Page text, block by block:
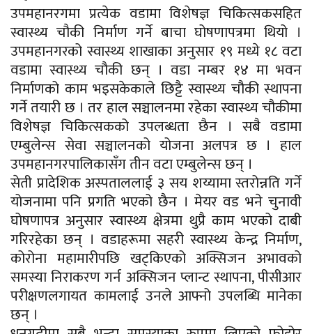
उपमहानरगमा प्रत्येक वडामा विशेषज्ञ चिकित्सकसहित
स्वास्थ्य चौकी निर्माण गर्ने बाचा घोषणापत्रमा थियो ।
उपमहानगरको स्वास्थ्य शाखाका अनुसार १९ मध्ये १८ वटा
वडामा स्वास्थ्य चौकी छन् । वडा नम्बर १४ मा भवन
निर्माणको काम भइसकेकाले छिट्टै स्वास्थ्य चौकी स्थापना
गर्ने तयारी छ । तर हाल सञ्चालनमा रहेका स्वास्थ्य चौकीमा
विशेषज्ञ चिकित्सकको उपलब्धता छैन । सबै वडामा
एम्बुलेन्स सेवा सञ्चालनको योजना अलपत्र छ । हाल
उपमहानगरपालिकासँग तीन वटा एम्बुलेन्स छन् ।
सेती प्रादेशिक अस्पताललाई ३ सय शय्यामा स्तरोन्नति गर्ने
योजनामा पनि प्रगति भएको छैन । मेयर वड भने चुनावी
घोषणापत्र अनुसार स्वास्थ्य क्षेत्रमा थुप्रै काम भएको दाबी
गरिरहेका छन् । वडाहरूमा सहरी स्वास्थ्य केन्द्र निर्माण,
कोरोना महामारीपछि खट्किएको अक्सिजन अभावको
समस्या निराकरण गर्न अक्सिजन प्लान्ट स्थापना, पीसीआर
परीक्षणलगायत कामलाई उनले आफ्नो उपलब्धि मानेका
छन् ।